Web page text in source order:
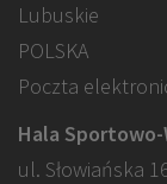
Lubuskie
POLSKA
Poczta
Hala
ul. Słowiańska